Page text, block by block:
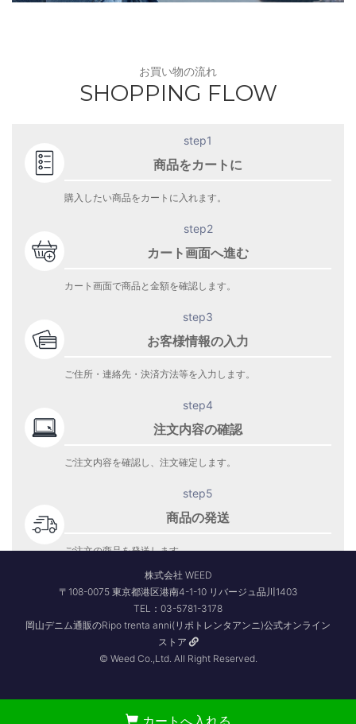
カートへ入れる
お買い物の流れ
SHOPPING FLOW
step1
商品をカートに
購入したい商品をカートに入れます。
step2
カート画面へ進む
カート画面で商品と金額を確認します。
step3
お客様情報の入力
ご住所・連絡先・決済方法等を入力します。
step4
注文内容の確認
ご注文内容を確認し、注文確定します。
step5
商品の発送
ご注文の商品を発送します。
株式会社 WEED
〒108-0075 東京都港区港南4-1-10 リバージュ品川1403
TEL：03-5781-3178
岡山デニム通販のRipo trenta anni(リポトレンタアンニ)公式オンライン
ストア
© Weed Co.,Ltd. All Right Reserved.